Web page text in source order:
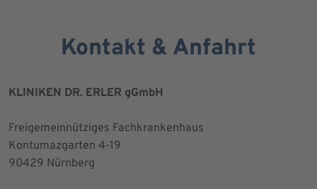
Kontakt & Anfahrt
KLINIKEN DR. ERLER gGmbH
Freigemeinnütziges Fachkrankenhaus
Kontumazgarten 4-19
90429 Nürnberg